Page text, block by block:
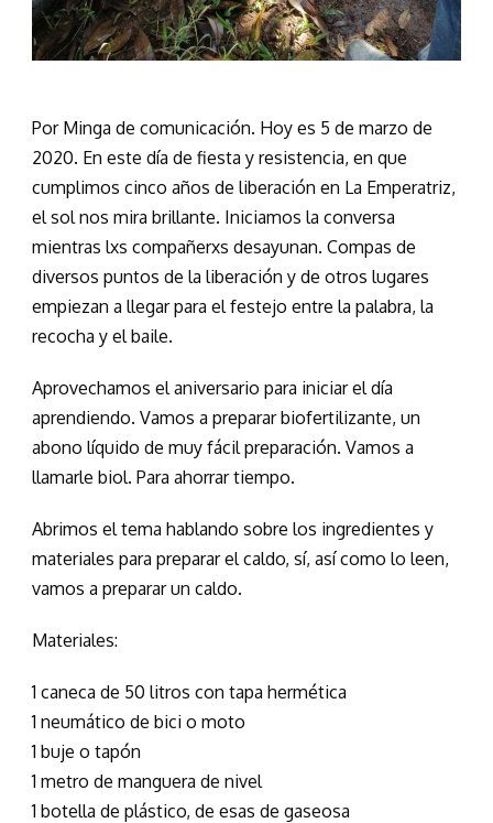
Por Minga de comunicación. Hoy es 5 de marzo de
2020. En este día de fiesta y resistencia, en que
cumplimos cinco años de liberación en La Emperatriz,
el sol nos mira brillante. Iniciamos la conversa
mientras lxs compañerxs desayunan. Compas de
diversos puntos de la liberación y de otros lugares
empiezan a llegar para el festejo entre la palabra, la
recocha y el baile.
Aprovechamos el aniversario para iniciar el día
aprendiendo. Vamos a preparar biofertilizante, un
abono líquido de muy fácil preparación. Vamos a
llamarle biol. Para ahorrar tiempo.
Abrimos el tema hablando sobre los ingredientes y
materiales para preparar el caldo, sí, así como lo leen,
vamos a preparar un caldo.
Materiales:
1 caneca de 50 litros con tapa hermética
1 neumático de bici o moto
1 buje o tapón
1 metro de manguera de nivel
1 botella de plástico, de esas de gaseosa